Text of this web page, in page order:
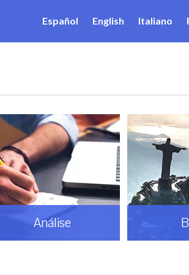
Español English Italiano
Análise